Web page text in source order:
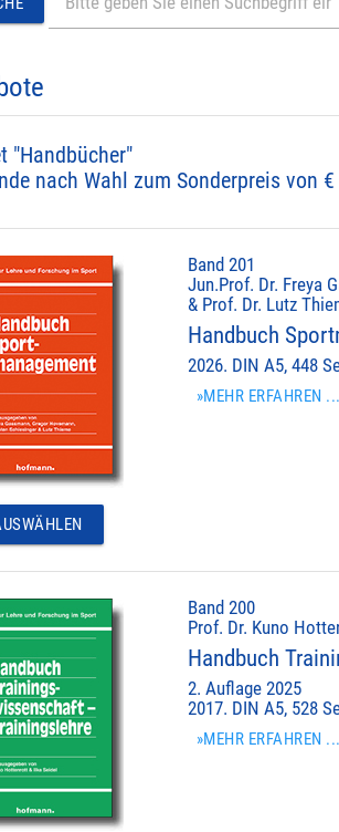
"Handbücher"
nach Wahl zum Sonderpreis von
Band 201
Jun.Prof. Dr. Freya
& Prof. Dr. Lutz
Handbuch
2026. DIN A5, 448
»MEHR ERFAHREN ...
Band 200
Prof. Dr. Kuno
Handbuch
2. Auflage 2025
2017. DIN A5, 528
»MEHR ERFAHREN ...